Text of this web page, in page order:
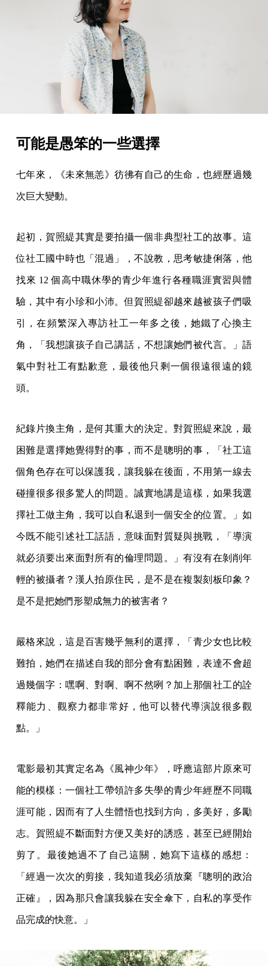
可能是愚笨的一些選擇
七年來，《未來無恙》彷彿有自己的生命，也經歷過幾
次巨大變動。
起初，賀照緹其實是要拍攝一個非典型社工的故事。這
位社工國中時也「混過」，不說教，思考敏捷俐落，他
找來 12 個高中職休學的青少年進行各種職涯實習與體
驗，其中有小珍和小沛。但賀照緹卻越來越被孩子們吸
引，在頻繁深入專訪社工一年多之後，她鐵了心換主
角，「我想讓孩子自己講話，不想讓她們被代言。」語
氣中對社工有點歉意，最後他只剩一個很遠很遠的鏡
頭。
紀錄片換主角，是何其重大的決定。對賀照緹來說，最
困難是選擇她覺得對的事，而不是聰明的事，「社工這
個角色存在可以保護我，讓我躲在後面，不用第一線去
碰撞很多很多驚人的問題。誠實地講是這樣，如果我選
擇社工做主角，我可以自私退到一個安全的位置。」如
今既不能引述社工話語，意味面對質疑與挑戰，「導演
就必須要出來面對所有的倫理問題。」有沒有在剝削年
輕的被攝者？漢人拍原住民，是不是在複製刻板印象？
是不是把她們形塑成無力的被害者？
嚴格來說，這是百害幾乎無利的選擇，「青少女也比較
難拍，她們在描述自我的部分會有點困難，表達不會超
過幾個字：嘿啊、對啊、啊不然咧？加上那個社工的詮
釋能力、觀察力都非常好，他可以替代導演說很多觀
點。」
電影最初其實定名為《風神少年》，呼應這部片原來可
能的模樣：一個社工帶領許多失學的青少年經歷不同職
涯可能，因而有了人生體悟也找到方向，多美好，多勵
志。賀照緹不斷面對方便又美好的誘惑，甚至已經開始
剪了。最後她過不了自己這關，她寫下這樣的感想：
「經過一次次的剪接，我知道我必須放棄『聰明的政治
正確』，因為那只會讓我躲在安全傘下，自私的享受作
品完成的快意。」